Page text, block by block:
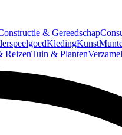
& Gereedschap
KledingKunst
ReizenTuin & Planten